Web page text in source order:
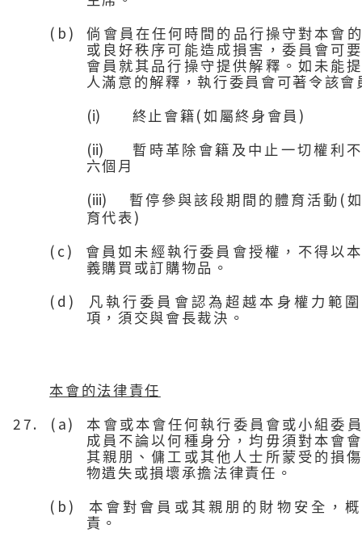
(b)倘會員在任何時間的品行操守對本會
或良好秩序可能造成損害，委員會可
會員就其品行操守提供解釋。如未能
人滿意的解釋，執行委員會可著令該
(i) 終止會籍 ( 如屬終身會員 )
(ii)
暫時革除會籍及中止一切權利
六個月
(iii) 暫停參與該段期間的體育活動 (
育代表 )
(c)
會員如未經執行委員會授權，不得以
義購買或訂購物品。
(d)
凡執行委員會認為超越本身權力範
項，須交與會長裁決。
本會的法律責任
27. (a)本會或本會任何執行委員會或小組委
成員不論以何種身分，均毋須對本會
其親朋、傭工或其他人士所蒙受的損
物遺失或損壞承擔法律責任。
(b)
本會對會員或其親朋的財物安全，
責。